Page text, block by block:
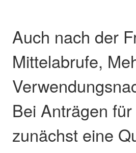
Auch nach der
Mittelabrufe,
Bei Anträgen
zunächst eine